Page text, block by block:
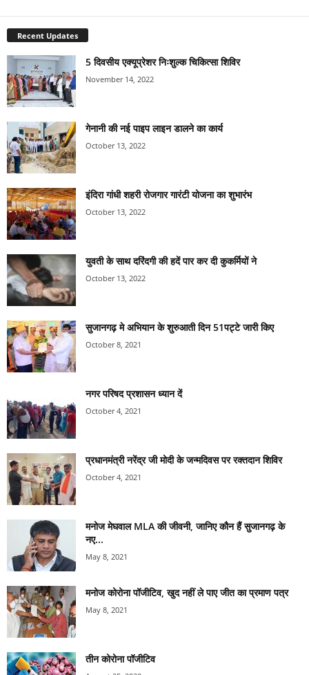
Recent Updates
5 दिवसीय एक्यूप्रेशर निःशुल्क चिकित्सा शिविर
November 14, 2022
गेनानी की नई पाइप लाइन डालने का कार्य
October 13, 2022
इंदिरा गांधी शहरी रोजगार गारंटी योजना का शुभारंभ
October 13, 2022
युवती के साथ दरिंदगी की हदें पार कर दी कुकर्मियों ने
October 13, 2022
सुजानगढ़ मे अभियान के शुरुआती दिन 51पट्टे जारी किए
October 8, 2021
नगर परिषद प्रशासन ध्यान दें
October 4, 2021
प्रधानमंत्री नरेंद्र जी मोदी के जन्मदिवस पर रक्तदान शिविर
October 4, 2021
मनोज मेघवाल MLA की जीवनी, जानिए कौन हैं सुजानगढ़ के
नए...
May 8, 2021
मनोज कोरोना पॉजीटिव, खुद नहीं ले पाए जीत का प्रमाण पत्र
May 8, 2021
तीन कोरोना पॉजीटिव